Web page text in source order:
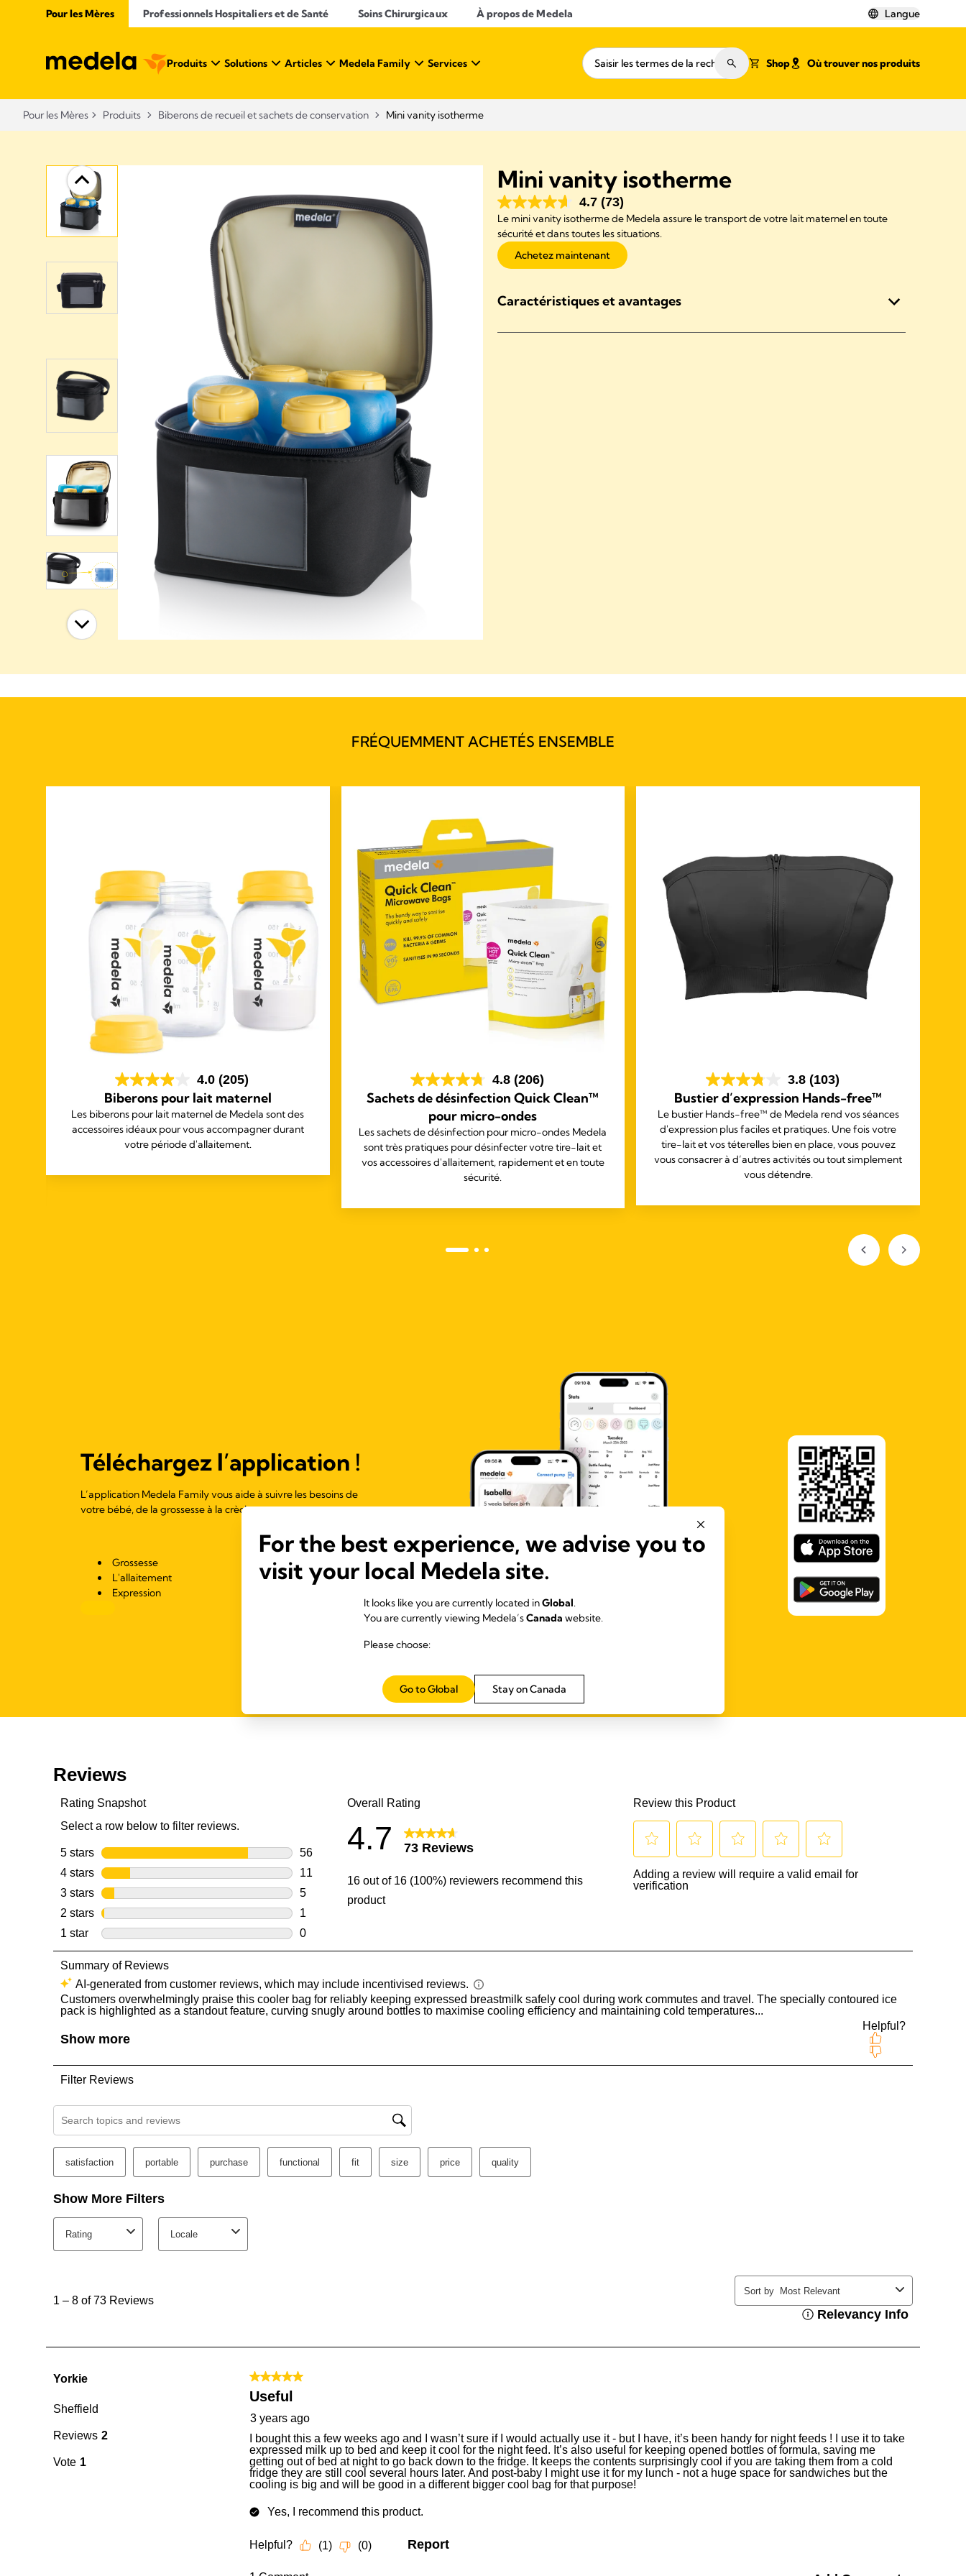
Pour les Mères Professionnels Hospitaliers et de Santé Soins Chirurgicaux À propos de Medela Langue
Produits Solutions Articles Medela Family Services Shop Où trouver nos produits
Pour les Mères Produits Biberons de recueil et sachets de conservation​ Mini vanity isotherme
Mini vanity isotherme
4.7 (73)
Le mini vanity isotherme de Medela assure le transport de votre lait maternel en toute
sécurité et dans toutes les situations.
Achetez maintenant
Caractéristiques et avantages
FRÉQUEMMENT ACHETÉS ENSEMBLE
4.0 (205)
Biberons pour lait maternel
Les biberons pour lait maternel de Medela sont des
accessoires idéaux pour vous accompagner durant
votre période d'allaitement.
4.8 (206)
Sachets de désinfection Quick Clean™
pour micro-ondes
Les sachets de désinfection pour micro-ondes Medela
sont très pratiques pour désinfecter votre tire-lait et
vos accessoires d'allaitement, rapidement et en toute
sécurité.
3.8 (103)
Bustier d’expression Hands-free™
Le bustier Hands-free™ de Medela rend vos séances
d'expression plus faciles et pratiques. Une fois votre
tire-lait et vos téterelles bien en place, vous pouvez
vous consacrer à d’autres activités ou tout simplement
vous détendre.
Téléchargez l’application !
L’application Medela Family vous aide à suivre les besoins de
votre bébé, de la grossesse à la crèche.
Grossesse
L'allaitement
Expression
For the best experience, we advise you to
visit your local Medela site.
It looks like you are currently located inGlobal.
You are currently viewing Medela’sCanada website.
Please choose:
Stay on Canada
Go to Global